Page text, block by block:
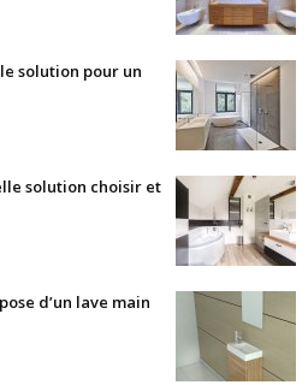
solution pour un
solution choisir et
d’un lave main